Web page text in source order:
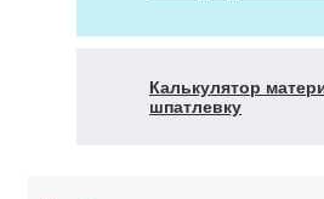
Калькулятор
шпатлевку